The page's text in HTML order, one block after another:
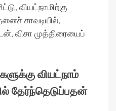
வியட்நாமிற்கு
சாவடியில்,
விசா முத்திரையைப்
வியட்நாம்
தேர்ந்தெடுப்பதன்